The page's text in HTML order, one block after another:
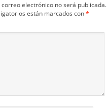
electrónico no será publicada.
están marcados con*